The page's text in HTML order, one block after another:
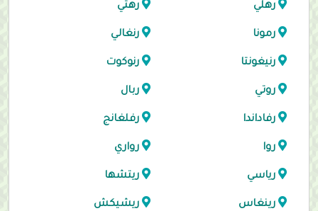
رهلي رهتي
رمونا رنغالي
رنيغونتا رنوكوت
روتي ربال
رفاداندا رفلغانج
روا رواري
رياسي ريتشها
رينغاس ريشيكش